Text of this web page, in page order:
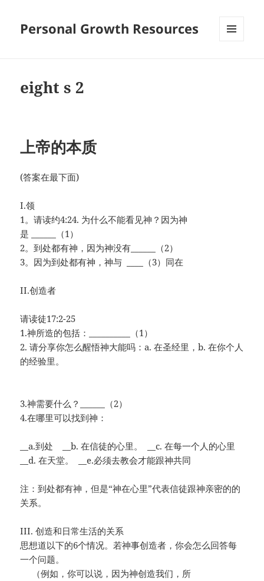
Personal Growth Resources
eight s 2
上帝的本质
(答案在最下面)
I.领
1。请读约4:24. 为什么不能看见神？因为神
是 ______（1）
2。到处都有神，因为神没有______（2）
3。因为到处都有神，神与 ____（3）同在
II.创造者
请读徒17:2-25
1.神所造的包括：__________（1）
2. 请分享你怎么醒悟神大能吗：a. 在圣经里，b. 在你个人
的经验里。
3.神需要什么？______（2）
4.在哪里可以找到神：
__a.到处 __b. 在信徒的心里。 __c. 在每一个人的心里
__d. 在天堂。 __e.必须去教会才能跟神共同
注：到处都有神，但是“神在心里”代表信徒跟神亲密的的
关系。
III. 创造和日常生活的关系
思想道以下的6个情况。若神事创造者，你会怎么回答每
一个问题。
（例如，你可以说，因为神创造我们，所